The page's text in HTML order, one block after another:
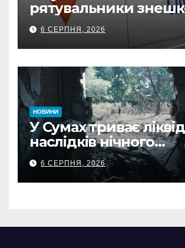
рятувальники
500-кілограмову
росіян
6 СЕРПНЯ, 2026
НОВИНИ
У Сумах триває
наслідків нічного
масованого удару
6 СЕРПНЯ, 2026